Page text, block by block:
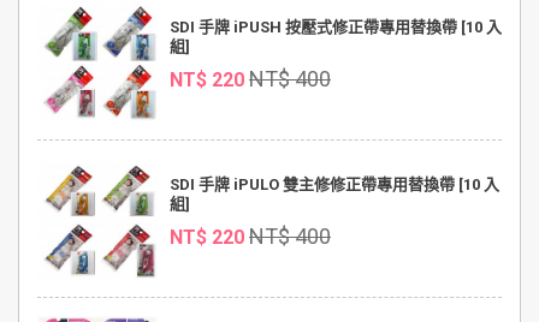
SDI 手牌 iPUSH 按壓式修正帶專用替換帶 [10 入
組]
NT$ 220 NT$ 400
SDI 手牌 iPULO 雙主修修正帶專用替換帶 [10 入
組]
NT$ 220 NT$ 400